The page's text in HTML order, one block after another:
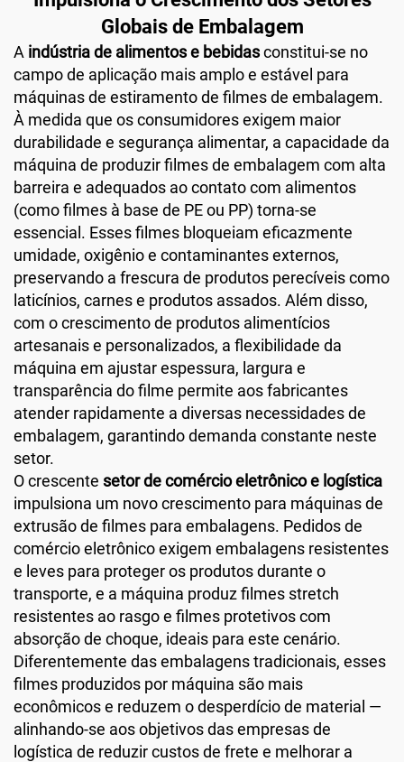
Globais de Embalagem
A indústria de alimentos e bebidasconstitui-se no
campo de aplicação mais amplo e estável para
máquinas de estiramento de filmes de embalagem.
À medida que os consumidores exigem maior
durabilidade e segurança alimentar, a capacidade da
máquina de produzir filmes de embalagem com alta
barreira e adequados ao contato com alimentos
(como filmes à base de PE ou PP) torna-se
essencial. Esses filmes bloqueiam eficazmente
umidade, oxigênio e contaminantes externos,
preservando a frescura de produtos perecíveis como
laticínios, carnes e produtos assados. Além disso,
com o crescimento de produtos alimentícios
artesanais e personalizados, a flexibilidade da
máquina em ajustar espessura, largura e
transparência do filme permite aos fabricantes
atender rapidamente a diversas necessidades de
embalagem, garantindo demanda constante neste
setor.
O crescente setor de comércio eletrônico e logística
impulsiona um novo crescimento para máquinas de
extrusão de filmes para embalagens. Pedidos de
comércio eletrônico exigem embalagens resistentes
e leves para proteger os produtos durante o
transporte, e a máquina produz filmes stretch
resistentes ao rasgo e filmes protetivos com
absorção de choque, ideais para este cenário.
Diferentemente das embalagens tradicionais, esses
filmes produzidos por máquina são mais
econômicos e reduzem o desperdício de material —
alinhando-se aos objetivos das empresas de
logística de reduzir custos de frete e melhorar a